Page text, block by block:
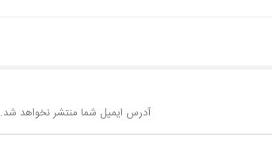
آدرس ایمیل شما منتشر نخواهد شد.